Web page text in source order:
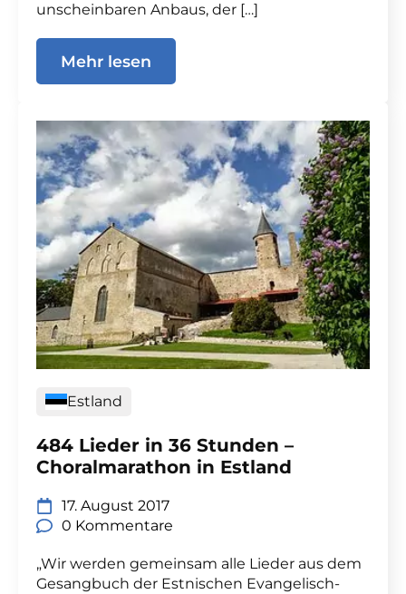
unscheinbaren Anbaus, der […]
Mehr lesen
Estland
484 Lieder in 36 Stunden –
Choralmarathon in Estland
17. August 2017
0 Kommentare
„Wir werden gemeinsam alle Lieder aus dem
Gesangbuch der Estnischen Evangelisch-